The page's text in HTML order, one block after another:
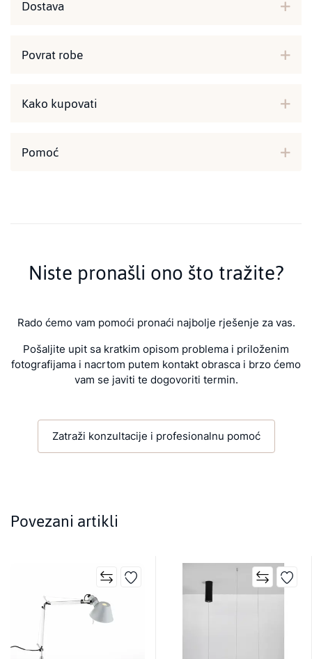
Dostava
Povrat robe
Kako kupovati
Pomoć
Niste pronašli ono što tražite?
Rado ćemo vam pomoći pronaći najbolje rješenje za vas.
Pošaljite upit sa kratkim opisom problema i priloženim
fotografijama i nacrtom putem kontakt obrasca i brzo ćemo
vam se javiti te dogovoriti termin.
Zatraži konzultacije i profesionalnu pomoć
Povezani artikli